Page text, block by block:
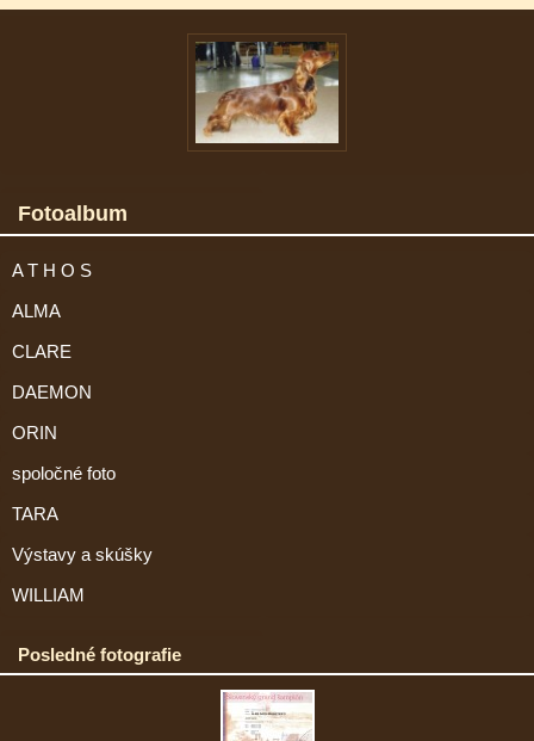
Fotoalbum
A T H O S
ALMA
CLARE
DAEMON
ORIN
spoločné foto
TARA
Výstavy a skúšky
WILLIAM
Posledné fotografie